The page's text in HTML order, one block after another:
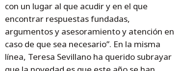
con un lugar al que acudir y en el que
encontrar respuestas fundadas,
argumentos y asesoramiento y atención en
caso de que sea necesario”. En la misma
línea, Teresa Sevillano ha querido subrayar